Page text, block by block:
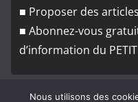
■ Proposer des
■ Abonnez-vous
d’information du PETIT
Nous utilisons des